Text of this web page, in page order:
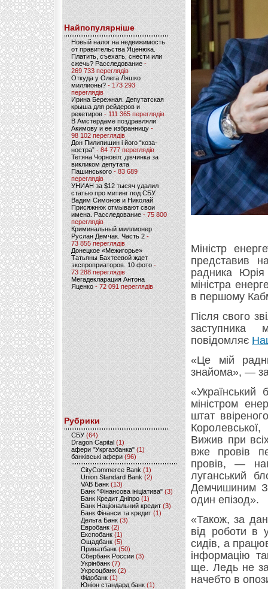
Найпопулярніше
Новый налог на недвижимость
от правительства Яценюка.
Платить, съехать, снести или
сжечь? Расследование-
269 733 переглядів
Откуда у Олега Ляшко
миллионы? - 173 293
переглядів
Ирина Бережная. Депутатская
крыша для рейдеров и
рекетиров - 111 365 переглядів
В Амстердаме поздравляли
Акимову и ее избранницу -
98 102 переглядів
Дон Пилипишин і його “коза-
ностра” - 84 777 переглядів
Тетяна Чорновіл: дівчинка за
викликом депутата
Пашинського- 83 689
переглядів
УНИАН за $12 тысяч удалил
статью про митинг под СБУ.
Вадим Симонов и Николай
Присяжнюк отмывают свои
имена. Расследование - 75 800
переглядів
Криминальный миллионер
Руслан Демчак. Часть 2-
73 855 переглядів
Донецкое «Межигорье»
Татьяны Бахтеевой ждет
экспроприаторов. 10 фото -
73 288 переглядів
Мегадекларация Антона
Яценко - 72 091 переглядів
Рубрики
CБУ (64)
Dragon Capital (1)
афери "Укргазбанка" (1)
банківські афери (96)
CityCommerce Bank (1)
Union Standard Bank (2)
VAB Банк (13)
Банк "Фінансова ініціатива" (3)
Банк Кредит Дніпро (1)
Банк Національний кредит (3)
Банк Фінанси та кредит (1)
Дельта Банк (3)
Евробанк(2)
Експобанк (1)
Ощадбанк(5)
Приватбанк (50)
Сбербанк России (3)
Укрінбанк(7)
Укрсоцбанк (2)
Фідобанк (1)
Юніон стандард банк(1)
Міністр
представив
радника
міністра
в першому
Після свого
повідомляє
«Це мій
знайома», —
«Український
міністром
штат
Вижив при
вже провів
провів, —
луганський
Демчишиним
один епізод».
«Також, за
від роботи в
сидів, а
інформацію
ще. Ледь не
начебто в